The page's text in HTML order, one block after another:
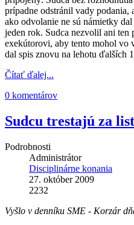
prípadne odstránil vady podania,
ako odvolanie ne sú námietky
jeden rok. Sudca nezvolil ani ten
exekútorovi, aby tento mohol vo
dal spis znovu na lehotu ďalších
Čítať ďalej...
0 komentárov
Sudcu trestajú za
Podrobnosti
Administrátor
Disciplinárne konania
27. október 2009
2232
Vyšlo v denníku SME - Korzár